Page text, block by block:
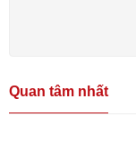
Quan tâm nhất